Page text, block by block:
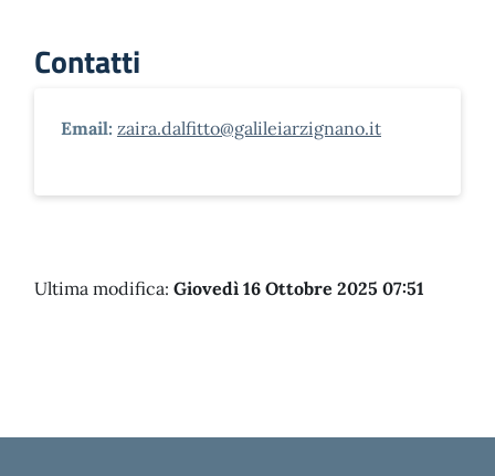
Contatti
Email: zaira.dalfitto@galileiarzignano.it
Ultima modifica: Giovedì 16 Ottobre 2025 07:51